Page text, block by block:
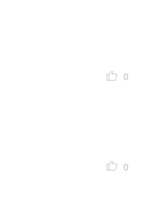
0
0